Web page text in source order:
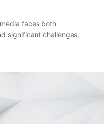
faces both
significant challenges.